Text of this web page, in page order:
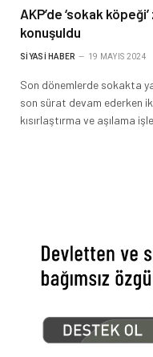
AKP’de ‘sokak
konuşuldu
SIYASI HABER 19 MAYIS 2024
Son dönemlerde sokakta
son sürat devam ederken
kısırlaştırma ve aşılama